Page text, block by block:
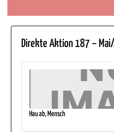
Direkte Aktion 187 –
Hau ab, Mensch